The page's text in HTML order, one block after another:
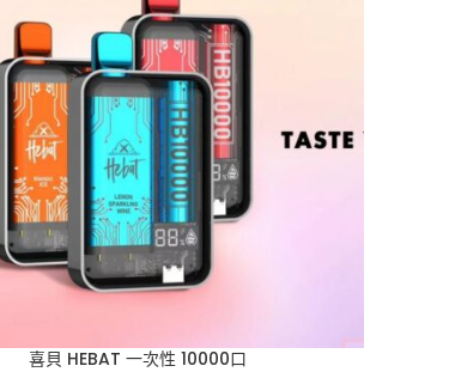
喜貝 HEBAT 一次性 10000口